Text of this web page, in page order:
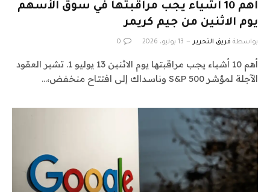
أهم 10 أشياء يجب مراقبتها في سوق الأسهم
يوم الاثنين من جيم كريمر
بواسطة فريق التحرير 13 يوليو، 2026 0
أهم 10 أشياء يجب مراقبتها يوم الاثنين 13 يوليو 1. تشير العقود
الآجلة لمؤشر S&P 500 وناسداك إلى افتتاح منخفض،…